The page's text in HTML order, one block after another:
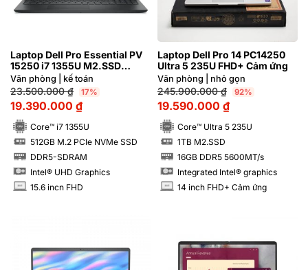
Laptop Dell Pro Essential PV
15250 i7 1355U M2.SSD
512GB FHD 120Hz/Ubuntu
Văn phòng | kế toán
23.500.000₫ 17%
19.390.000 ₫
Core™ i7 1355U
SSD 512GB M.2 PCIe NVMe SSD
DDR5-SDRAM
Intel® UHD Graphics
INCH 15.6 incn FHD
Laptop Dell Pro 14 PC14250
Ultra 5 235U FHD+ Cảm ứng
Văn phòng | nhỏ gọn
245.900.000₫ 92%
19.590.000 ₫
Core™ Ultra 5 235U
SSD 1TB M2.SSD
16GB DDR5 5600MT/s
Integrated Intel® graphics
INCH 14 inch FHD+ Cảm ứng